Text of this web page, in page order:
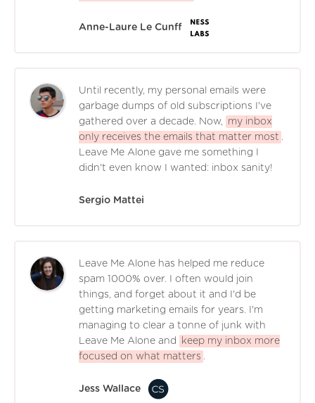
Anne-Laure Le Cunff
Until recently, my personal emails were
garbage dumps of old subscriptions I've
gathered over a decade. Now,
my inbox
only receives the emails that matter most .
Leave Me Alone gave me something I
didn't even know I wanted: inbox sanity!
Sergio Mattei
Leave Me Alone has helped me reduce
spam 1000% over. I often would join
things, and forget about it and I'd be
getting marketing emails for years. I'm
managing to clear a tonne of junk with
Leave Me Alone and
keep my inbox more
focused on what matters .
Jess Wallace